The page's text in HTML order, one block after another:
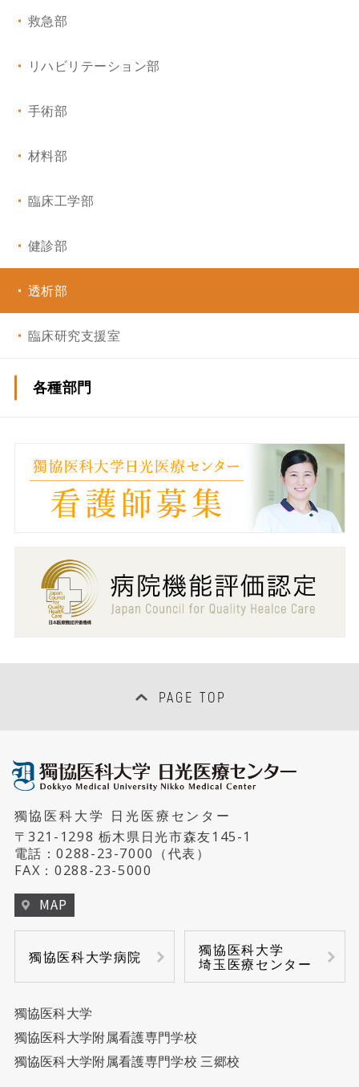
麻酔科
眼科
救急部
リハビリテーション部
手術部
材料部
臨床工学部
健診部
透析部
臨床研究支援室
各種部門
看護部
感染制御部
地域連携・入退院支援センター
事務部
PAGE TOP
獨協医科大学 日光医療センター
〒321-1298 栃木県日光市森友145-1
電話：0288-23-7000 （代表）
FAX：0288-23-5000
MAP
獨協医科大学病院
獨協医科大学
埼玉医療センター
獨協医科大学
獨協医科大学附属看護専門学校
獨協医科大学附属看護専門学校 三郷校